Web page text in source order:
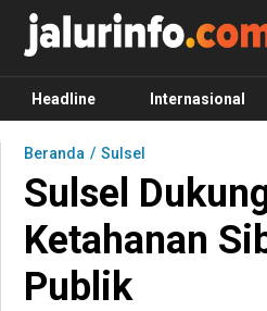
Info Terbaru, Berita Terkini Hari
Terkini, Akurat dan Terpercaya
Headline Internasional
Beranda Sulsel
Sulsel
Ketahanan
Publik